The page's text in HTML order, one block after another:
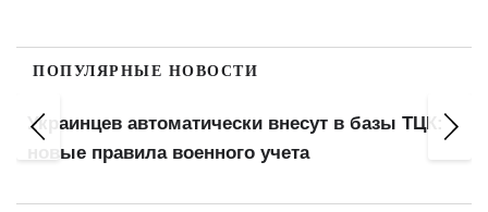
ПОПУЛЯРНЫЕ НОВОСТИ
Минимальная пенсия 6000 грн, базовая
выплата 3000: кого коснется реформа